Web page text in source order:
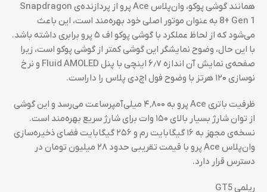
همانند گوشی پوکو، وان‌پلاس Ace پرو از پردازنده‌ی Snapdragon
8+ Gen 1 به عنوان موتور اصلی خود بهره‌مند است، این باعث
می‌شود که از لحاظ عملکرد با گوشی پوکو اف ۵ پرو برابری داشته باشد.
با این حال، وضوح نمایشگر این گوشی کمتر از گوشی پوکو است، زیرا
صفحه‌ی نمایش آن اندازه ۶٫۷ اینچی با پنل Fluid AMOLED و نرخ
نوسازی ۱۲۰ هرتز با وضوح فول اچ‌دی پلاس را داراست.
ظرفیت باتری Ace پرو به ۴٬۸۰۰ میلی‌آمپرساعت می‌رسد و این گوشی
از توان شارژ بسیار بالای ۱۵۰ وات برای شارژ سریع بهره‌مند است.
نسخه‌ی مجهز به ۱۶ گیگابایت رم و ۲۵۶ گیگابایت فضای ذخیره‌سازی
وان‌پلاس Ace پرو با قیمت تقریبی حدود ۲۸ میلیون تومان در
دسترس قرار دارد.
ریلمی GT5